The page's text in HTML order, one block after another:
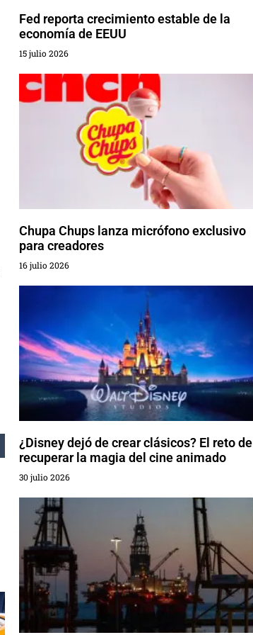
Fed reporta crecimiento estable de la
economía de EEUU
15 julio 2026
Chupa Chups lanza micrófono exclusivo
para creadores
16 julio 2026
¿Disney dejó de crear clásicos? El reto de
recuperar la magia del cine animado
30 julio 2026